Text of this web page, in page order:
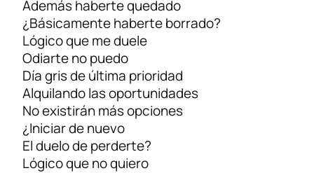
Además haberte quedado
¿Básicamente haberte borrado?
Lógico que me duele
Odiarte no puedo
Día gris de última prioridad
Alquilando las oportunidades
No existirán más opciones
¿Iniciar de nuevo
El duelo de perderte?
Lógico que no quiero